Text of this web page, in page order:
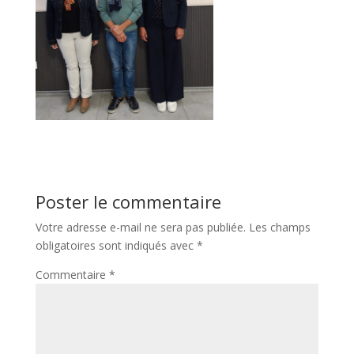
Poster le commentaire
Votre adresse e-mail ne sera pas publiée. Les champs
obligatoires sont indiqués avec *
Commentaire *